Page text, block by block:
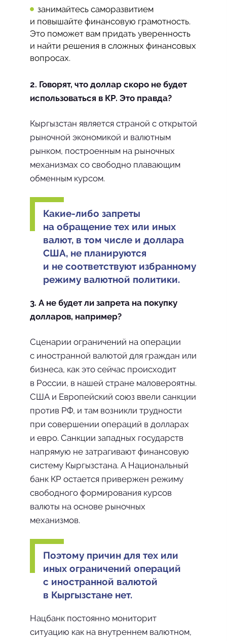
занимайтесь саморазвитием
и повышайте финансовую грамотность.
Это поможет вам придать уверенность
и найти решения в сложных финансовых
вопросах.
2. Говорят, что доллар скоро не будет
использоваться в КР. Это правда?
Кыргызстан является страной с открытой
рыночной экономикой и валютным
рынком, построенным на рыночных
механизмах со свободно плавающим
обменным курсом.
Какие-либо запреты
на обращение тех или иных
валют, в том числе и доллара
США, не планируются
и не соответствуют избранному
режиму валютной политики.
3. А не будет ли запрета на покупку
долларов, например?
Сценарии ограничений на операции
с иностранной валютой для граждан или
бизнеса, как это сейчас происходит
в России, в нашей стране маловероятны.
США и Европейский союз ввели санкции
против РФ, и там возникли трудности
при совершении операций в долларах
и евро. Санкции западных государств
напрямую не затрагивают финансовую
систему Кыргызстана. А Национальный
банк КР остается привержен режиму
свободного формирования курсов
валюты на основе рыночных
механизмов.
Поэтому причин для тех или
иных ограничений операций
с иностранной валютой
в Кыргызстане нет.
Нацбанк постоянно мониторит
ситуацию как на внутреннем валютном,